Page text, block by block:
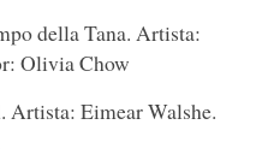
della Tana. Artista:
Olivia Chow
Artista: Eimear Walshe.